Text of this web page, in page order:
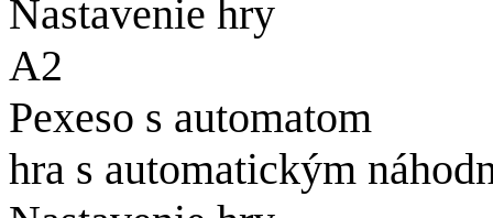
Nastavenie hry
A2
Pexeso s automatom
hra s automatickým